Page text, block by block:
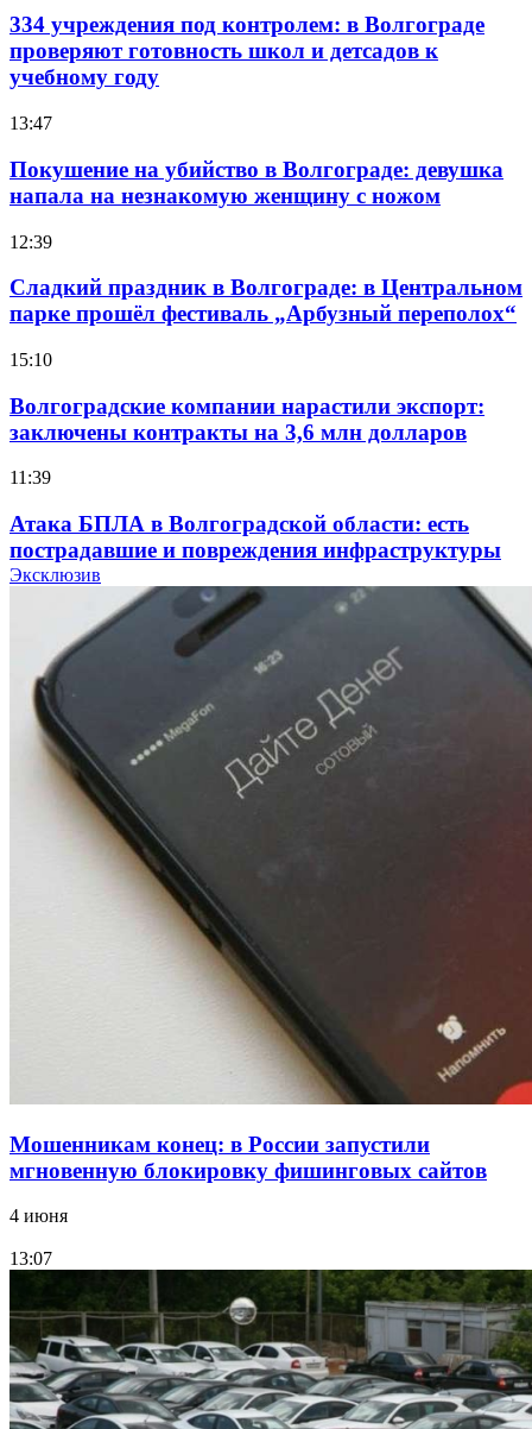
334 учреждения под контролем: в Волгограде
проверяют готовность школ и детсадов к
учебному году
13:47
Покушение на убийство в Волгограде: девушка
напала на незнакомую женщину с ножом
12:39
Сладкий праздник в Волгограде: в Центральном
парке прошёл фестиваль „Арбузный переполох“
15:10
Волгоградские компании нарастили экспорт:
заключены контракты на 3,6 млн долларов
11:39
Атака БПЛА в Волгоградской области: есть
пострадавшие и повреждения инфраструктуры
Волгоградские вузы в топе зарплатного
рейтинга: ВолгГТУ и ВолгГМУ вошли в топ‑15
для химической отрасли и фармацевтики
18:39
В Красноармейском районе Волгограда стартует
конкурс на ремонт моста через Волго‑Донской
судоходный канал
Фестиваль #ТриЧетыре в Волгограде пройдёт
11–13 сентября в рамках Года единства народов
Эксклюзив
Мошенникам конец: в России запустили
мгновенную блокировку фишинговых сайтов
4 июня
13:07